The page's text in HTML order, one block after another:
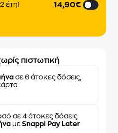
έτη! 14,90€
πιστωτική
σε 6 άτοκες δόσεις,
σε 4 άτοκες δόσεις
με Snappi Pay Later